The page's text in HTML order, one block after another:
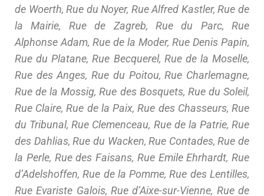
de Woerth, Rue du Noyer, Rue Alfred Kastler, Rue de
la Mairie, Rue de Zagreb, Rue du Parc, Rue
Alphonse Adam, Rue de la Moder, Rue Denis Papin,
Rue du Platane, Rue Becquerel, Rue de la Moselle,
Rue des Anges, Rue du Poitou, Rue Charlemagne,
Rue de la Mossig, Rue des Bosquets, Rue du Soleil,
Rue Claire, Rue de la Paix, Rue des Chasseurs, Rue
du Tribunal, Rue Clemenceau, Rue de la Patrie, Rue
des Dahlias, Rue du Wacken, Rue Contades, Rue de
la Perle, Rue des Faisans, Rue Emile Ehrhardt, Rue
d’Adelshoffen, Rue de la Pomme, Rue des Lentilles,
Rue Evariste Galois, Rue d’Aixe-sur-Vienne, Rue de